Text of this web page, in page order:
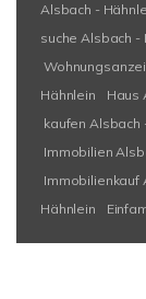
Alsbach -
suche Alsbach -
Hähnlein
Haus
kaufen Alsbach
Immobilien
Immobilienkauf
Hähnlein